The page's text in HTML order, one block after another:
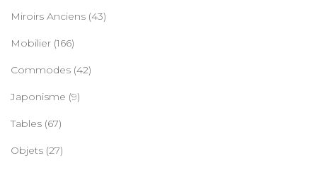
Miroirs Anciens (43)
Mobilier (166)
Commodes (42)
Japonisme (9)
Tables (67)
Objets (27)